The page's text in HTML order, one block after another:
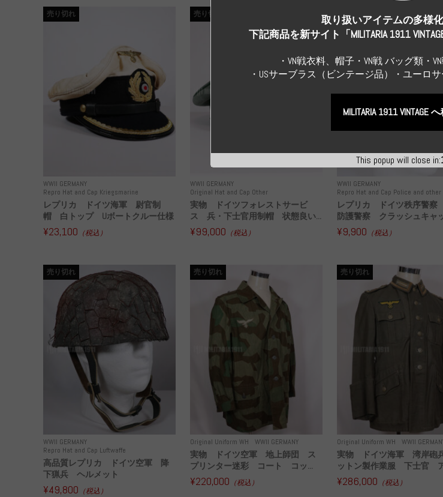
WWII GERMANY
Repro Hat and Cap Kriegsmarine
売り切れ
レプリカ ドイツ海軍 尉官制
帽 白トップ Uボートクルー仕様
¥23,100 （税込）
WWII GERMANY
Original Hat and Cap Other
売り切れ
実物 ドイツフォレストサービ
ス 兵・下士官用制帽 状態良い...
¥99,000 （税込）
WWII GERMANY
Repro Hat and Cap Police and other
売り切れ
レプリカ ドイツ秩序警
防護警察 クラッシュキャ
¥9,900 （税込）
WWII GERMANY
Repro Hat and Cap Luftwaffe
売り切れ
高品質レプリカ ドイツ空軍 降
下猟兵 ヘルメット
¥49,800 （税込）
Original Uniform WH WWII GERMANY
売り切れ
実物 ドイツ空軍 地上師団 ス
プリンター迷彩 コート コッ...
¥220,000 （税込）
Original Uniform WH WWII
売り切れ
実物 ドイツ海軍 湾岸砲
ットン製作業服 下士官
¥286,000 （税込）
This popup will close in:
取り扱いアイテムの多様化
下記商品を新サイト「MILITARIA 1911
・VN戦衣料、帽子・VN戦 バッグ類・
・USサーブラス（ビンテージ品）・ユーロ
MILITARIA 1911 VINTAGE